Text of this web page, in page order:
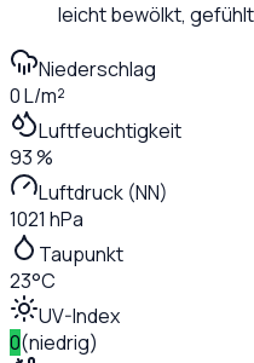
leicht bewölkt, gefühlt
Niederschlag
0 L/m²
Luftfeuchtigkeit
93 %
Luftdruck (NN)
1021 hPa
Taupunkt
23°C
UV-Index
0(niedrig)